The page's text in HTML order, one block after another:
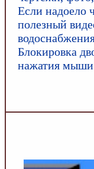
Если надоело
полезный
Блокировка
нажатия мыши